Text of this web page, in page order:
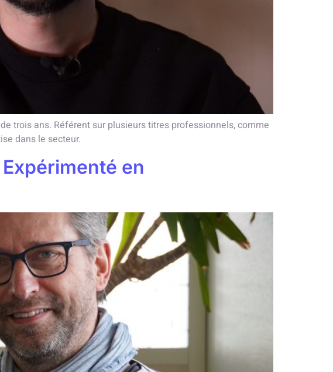
trois ans. Référent sur plusieurs titres professionnels, comme
dans le secteur.
en